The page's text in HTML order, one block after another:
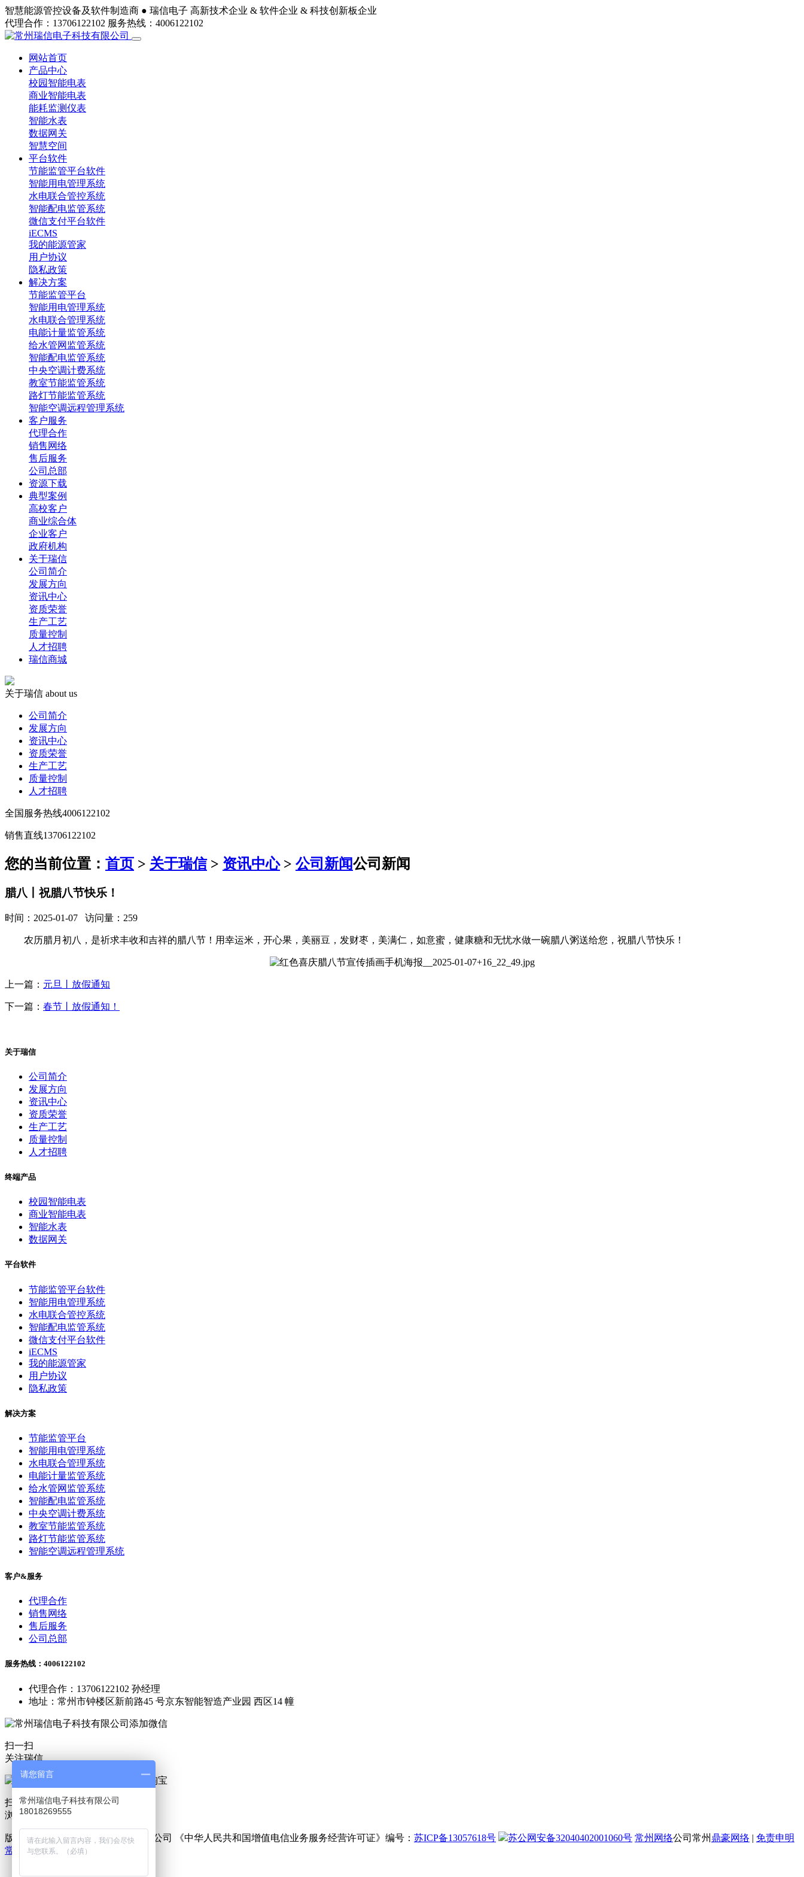
智慧能源管控设备及软件制造商 ● 瑞信电子 高新技术企业 & 软件企业 & 科技创新板企业
代理合作：13706122102 服务热线：4006122102
网站首页
产品中心
校园智能电表
商业智能电表
能耗监测仪表
智能水表
数据网关
智慧空间
平台软件
节能监管平台软件
智能用电管理系统
水电联合管控系统
智能配电监管系统
微信支付平台软件
iECMS
我的能源管家
用户协议
隐私政策
解决方案
节能监管平台
智能用电管理系统
水电联合管理系统
电能计量监管系统
给水管网监管系统
智能配电监管系统
中央空调计费系统
教室节能监管系统
路灯节能监管系统
智能空调远程管理系统
客户服务
代理合作
销售网络
售后服务
公司总部
资源下载
典型案例
高校客户
商业综合体
企业客户
政府机构
关于瑞信
公司简介
发展方向
资讯中心
资质荣誉
生产工艺
质量控制
人才招聘
瑞信商城
关于瑞信 about us
公司简介
发展方向
资讯中心
资质荣誉
生产工艺
质量控制
人才招聘
全国服务热线4006122102
销售直线13706122102
您的当前位置： 首页 > 关于瑞信> 资讯中心> 公司新闻公司新闻
腊八丨祝腊八节快乐！
时间：2025-01-07 访问量：259
农历腊月初八，是祈求丰收和吉祥的腊八节！用幸运米，开心果，美丽豆，发财枣，美满仁，如意蜜，健康糖和无忧水做一碗腊八粥送给您，祝腊八节快乐！
上一篇： 元旦丨放假通知
下一篇： 春节丨放假通知！
关于瑞信
公司简介
发展方向
资讯中心
资质荣誉
生产工艺
质量控制
人才招聘
终端产品
校园智能电表
商业智能电表
智能水表
数据网关
平台软件
节能监管平台软件
智能用电管理系统
水电联合管控系统
智能配电监管系统
微信支付平台软件
iECMS
我的能源管家
用户协议
隐私政策
解决方案
节能监管平台
智能用电管理系统
水电联合管理系统
电能计量监管系统
给水管网监管系统
智能配电监管系统
中央空调计费系统
教室节能监管系统
路灯节能监管系统
智能空调远程管理系统
客户&服务
代理合作
销售网络
售后服务
公司总部
服务热线：4006122102
代理合作：13706122102 孙经理
地址：常州市钟楼区新前路45 号京东智能智造产业园 西区14 幢
扫一扫
关注瑞信
扫一扫
浏览淘宝
版权所有 © 常州瑞信电子科技有限公司 《中华人民共和国增值电信业务服务经营许可证》编号： 苏ICP备13057618号 苏公网安备32040402001060号 常州网络公司常州 鼎豪网络 | 免责申明
常州恒盾机械科技有限公司
请您留言
常州瑞信电子科技有限公司
18018269555